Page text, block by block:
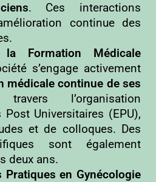
. Ces interactions
continue des
Formation Médicale
s’engage activement
médicale continue de ses
l’organisation
Post Universitaires (EPU),
et de colloques. Des
sont également
deux ans.
en Gynécologie